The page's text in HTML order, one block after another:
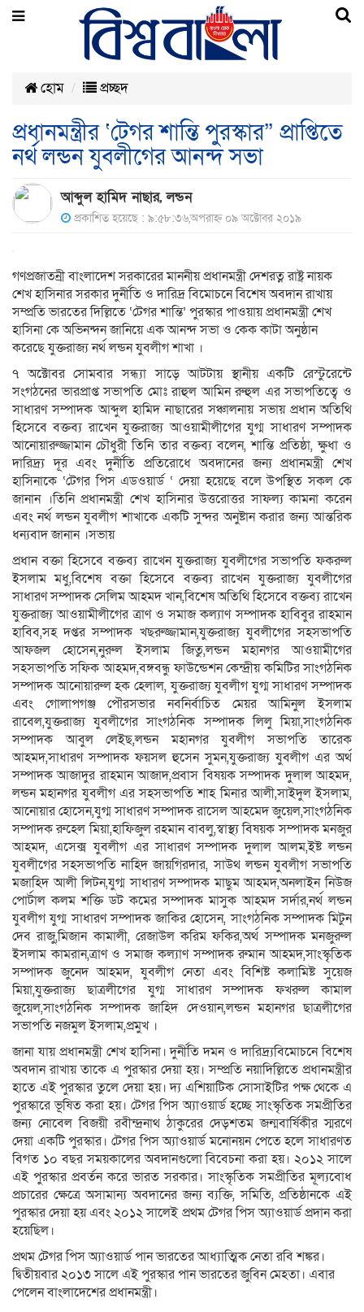
হোম প্রচ্ছদ
প্রধানমন্ত্রীর ‘টেগর শান্তি পুরস্কার” প্রাপ্তিতে
নর্থ লন্ডন যুবলীগের আনন্দ সভা
আব্দুল হামিদ নাছার, লন্ডন
প্রকাশিত হয়েছে : ৯:৫৮:৩৬,অপরাহ্ন ০৯ অক্টোবর ২০১৯
গণপ্রজাতন্রী বাংলাদেশ সরকারের মাননীয় প্রধানমন্ত্রী দেশরত্ন রাষ্ট্র নায়ক
শেখ হাসিনার সরকার দুর্নীতি ও দারিদ্র বিমোচনে বিশেষ অবদান রাখায়
সম্প্রতি ভারতের দিল্লিতে ‘টেগর শান্তি’ পুরস্কার পাওয়ায় প্রধানমন্ত্রী শেখ
হাসিনা কে অভিনন্দন জানিয়ে এক আনন্দ সভা ও কেক কাটা অনুষ্ঠান
করেছে যুক্তরাজ্য নর্থ লন্ডন যুবলীগ শাখা ।
৭ অক্টোবর সোমবার সন্ধ্যা সাড়ে আটটায় স্থানীয় একটি রেস্টুরেন্টে
সংগঠনের ভারপ্রাপ্ত সভাপতি মোঃ রাহুল আমিন রুহুল এর সভাপতিত্বে ও
সাধারণ সম্পাদক আব্দুল হামিদ নাছারের সঞ্চালনায় সভায় প্রধান অতিথি
হিসেবে বক্তব্য রাখেন যুক্তরাজ্য আওয়ামীলীগের যুগ্ম সাধারণ সম্পাদক
আনোয়ারুজ্জামান চৌধুরী তিনি তার বক্তব্য বলেন, শান্তি প্রতিষ্ঠা, ক্ষুধা ও
দারিদ্র্য দূর এবং দুর্নীতি প্রতিরোধে অবদানের জন্য প্রধানমন্ত্রী শেখ
হাসিনাকে ‘টেগর পিস এডওয়ার্ড ‘ দেয়া হয়েছে বলে উপস্থিত সকল কে
জানান ।তিনি প্রধানমন্ত্রী শেখ হাসিনার উত্তরোত্তর সাফল্য কামনা করেন
এবং নর্থ লন্ডন যুবলীগ শাখাকে একটি সুন্দর অনুষ্টান করার জন্য আন্তরিক
ধন্যবাদ জানান ।সভায়
প্রধান বক্তা হিসেবে বক্তব্য রাখেন যুক্তরাজ্য যুবলীগের সভাপতি ফকরুল
ইসলাম মধু,বিশেষ বক্তা হিসেবে বক্তব্য রাখেন যুক্তরাজ্য যুবলীগের
সাধারণ সম্পাদক সেলিম আহমদ খান,বিশেষ অতিথি হিসেবে বক্তব্য রাখেন
যুক্তরাজ্য আওয়ামীলীগের ত্রাণ ও সমাজ কল্যাণ সম্পাদক হাবিবুর রাহমান
হাবিব,সহ দপ্তর সম্পাদক খছরুজ্জামান,যুক্তরাজ্য যুবলীগের সহসভাপতি
আফজল হোসেন,নুরুল ইসলাম জিতু,লন্ডন মহানগর আওয়ামীগের
সহসভাপতি সফিক আহমদ,বঙ্গবন্ধু ফাউন্ডেশন কেন্দ্রীয় কমিটির সাংগঠনিক
সম্পাদক আনোয়ারুল হক হেলাল, যুক্তরাজ্য যুবলীগ যুগ্ম সাধারণ সম্পাদক
এবং গোলাপগঞ্জ পৌরসভার নবনির্বাচিত মেয়র আমিনুল ইসলাম
রাবেল,যুক্তরাজ্য যুবলীগের সাংগঠনিক সম্পাদক লিলু মিয়া,সাংগঠনিক
সম্পাদক আবুল লেইছ,লন্ডন মহানগর যুবলীগ সভাপতি তারেক
আহমদ,সাধারণ সম্পাদক ফয়সল হুসেন সুমন,যুক্তরাজ্য যুবলীগ এর অর্থ
সম্পাদক আজাদুর রাহমান আজাদ,প্রবাস বিষয়ক সম্পাদক দুলাল আহমদ,
লন্ডন মহানগর যুবলীগ এর সহসভাপতি শাহ মিনার আলী,সাইদুল ইসলাম,
আনোয়ার হোসেন,যুগ্ম সাধারণ সম্পাদক রাসেল আহমেদ জুয়েল,সাংগঠনিক
সম্পাদক রুহেল মিয়া,হাফিজুল রহমান বাবলু,স্বাস্থ্য বিষয়ক সম্পাদক মনজুর
আহমদ, এসেক্স যুবলীগ এর সাধারণ সম্পাদক দুলাল আলম,ইষ্ট লন্ডন
যুবলীগের সহসভাপতি নাহিদ জায়গিরদার, সাউথ লন্ডন যুবলীগ সভাপতি
মজাহিদ আলী লিটন,যুগ্ম সাধারণ সম্পাদক মাছুম আহমদ,অনলাইন নিউজ
পোর্টাল কলম শক্তি ডট কমের সম্পাদক মাসুক আহমদ সর্দার,নর্থ লন্ডন
যুবলীগ যুগ্ম সাধারণ সম্পাদক জাকির হোসেন, সাংগঠনিক সম্পাদক মিটুন
দেব রাজু,মিজান কামালী, রেজাউল করিম ফকির,অর্থ সম্পাদক মনজুরুল
ইসলাম কামরান,ত্রাণ ও সমাজ কল্যাণ সম্পাদক রুমান আহমদ,সাংস্কৃতিক
সম্পাদক জুনেদ আহমদ, যুবলীগ নেতা এবং বিশিষ্ট কলামিষ্ট সুয়েজ
মিয়া,যুক্তরাজ্য ছাত্রলীগের যুগ্ম সাধারণ সম্পাদক ফখরুল কামাল
জুয়েল,সাংগঠনিক সম্পাদক জাহিদ দেওয়ান,লন্ডন মহানগর ছাত্রলীগের
সভাপতি নজমুল ইসলাম,প্রমুখ ।
জানা যায় প্রধানমন্ত্রী শেখ হাসিনা। দুর্নীতি দমন ও দারিদ্র্যবিমোচনে বিশেষ
অবদান রাখায় তাকে এ পুরস্কার দেয়া হয়। সম্প্রতি নয়াদিল্লিতে প্রধানমন্ত্রীর
হাতে এই পুরস্কার তুলে দেয়া হয়। দ্য এশিয়াটিক সোসাইটির পক্ষ থেকে এ
পুরস্কারে ভূষিত করা হয়। টেগর পিস অ্যাওয়ার্ড হচ্ছে সাংস্কৃতিক সমপ্রীতির
জন্য নোবেল বিজয়ী রবীন্দ্রনাথ ঠাকুরের দেড়শতম জন্মবার্ষিকীর স্মরণে
দেয়া একটি পুরস্কার। টেগর পিস অ্যাওয়ার্ড মনোনয়ন পেতে হলে সাধারণত
বিগত ১০ বছর সময়কালের অবদানগুলো বিবেচনা করা হয়। ২০১২ সালে
এই পুরস্কার প্রবর্তন করে ভারত সরকার। সাংস্কৃতিক সমপ্রীতির মূল্যবোধ
প্রচারের ক্ষেত্রে অসামান্য অবদানের জন্য ব্যক্তি, সমিতি, প্রতিষ্ঠানকে এই
পুরস্কার দেয়া হয় এবং ২০১২ সালেই প্রথম টেগর পিস অ্যাওয়ার্ড প্রদান করা
হয়েছিল।
প্রথম টেগর পিস অ্যাওয়ার্ড পান ভারতের আধ্যাত্মিক নেতা রবি শঙ্কর।
দ্বিতীয়বার ২০১৩ সালে এই পুরস্কার পান ভারতের জুবিন মেহতা। এবার
পেলেন বাংলাদেশের প্রধানমন্ত্রী।